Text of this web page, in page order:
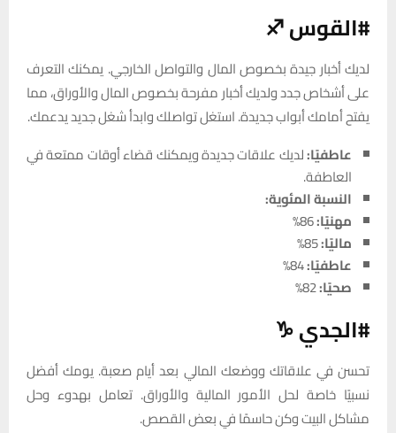
#القوس ♐
لديك أخبار جيدة بخصوص المال والتواصل الخارجي. يمكنك التعرف
على أشخاص جدد ولديك أخبار مفرحة بخصوص المال والأوراق، مما
يفتح أمامك أبواب جديدة. استغل تواصلك وابدأ شغل جديد يدعمك.
عاطفيًا:لديك علاقات جديدة ويمكنك قضاء أوقات ممتعة في
العاطفة.
النسبة المئوية:
مهنيًا:
ماليًا:
عاطفيًا:
صحيًا:
#الجدي ♑
تحسن في علاقاتك ووضعك المالي بعد أيام صعبة. يومك أفضل
نسبيًا خاصة لحل الأمور المالية والأوراق. تعامل بهدوء وحل
مشاكل البيت وكن حاسمًا في بعض القصص.